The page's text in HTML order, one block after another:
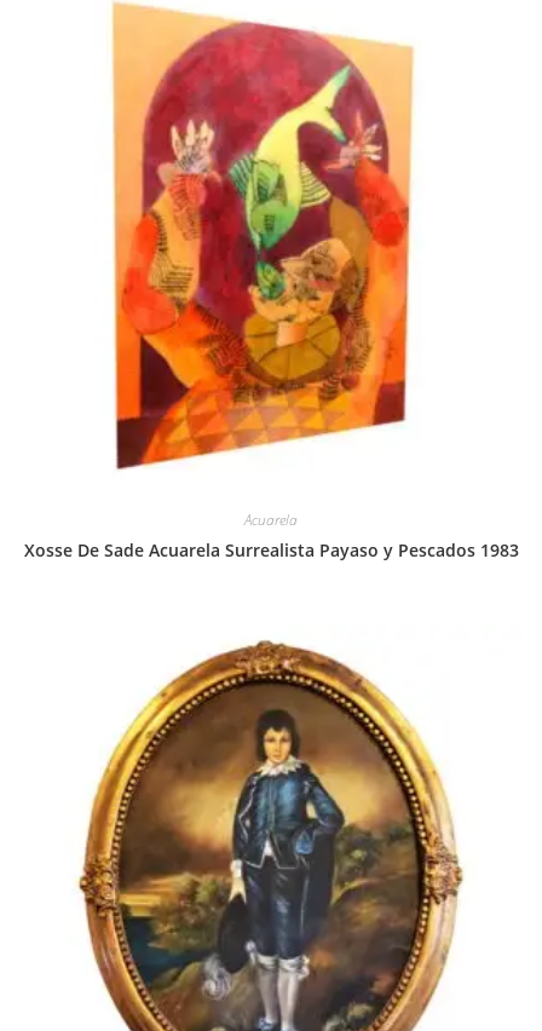
Acuarela
Xosse De Sade Acuarela Surrealista Payaso y Pescados 1983